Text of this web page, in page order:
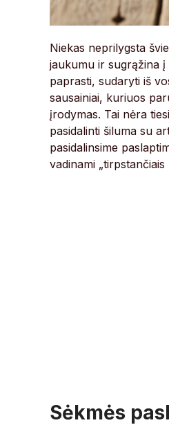
Niekas neprilygsta
jaukumu ir sugrąžina į
paprasti, sudaryti iš
sausainiai, kuriuos
įrodymas. Tai nėra
pasidalinti šiluma su
pasidalinsime
vadinami „tirpstančiais
Sėkmės